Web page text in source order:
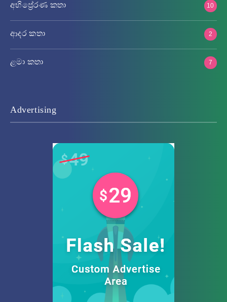
අභිප්‍රේරණ කතා 10
ආදර කතා 2
ළමා කතා 7
Advertising